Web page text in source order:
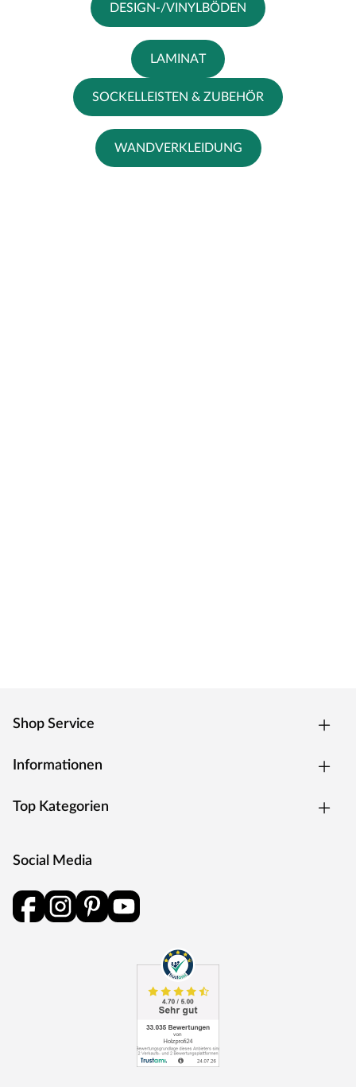
DESIGN-/VINYLBÖDEN
LAMINAT
SOCKELLEISTEN & ZUBEHÖR
WANDVERKLEIDUNG
Shop Service
Informationen
Top Kategorien
Social Media